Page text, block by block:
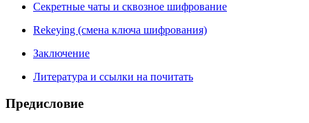
Секретные чаты и сквозное шифрование
Rekeying (смена ключа шифрования)
Заключение
Литература и ссылки на почитать
Предисловие